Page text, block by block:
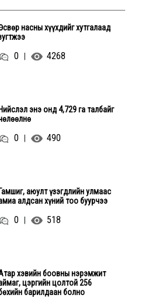
насны хүүхдийг хутгалаад
0 4268
Нийслэл энэ онд 4,729 га талбайг
0 490
Гамшиг, аюулт үзэгдлийн улмаас
алдсан хүний тоо буурчээ
0 518
хэвийн боовны нэрэмжит
цэргийн цолтой 256
барилдаан болно